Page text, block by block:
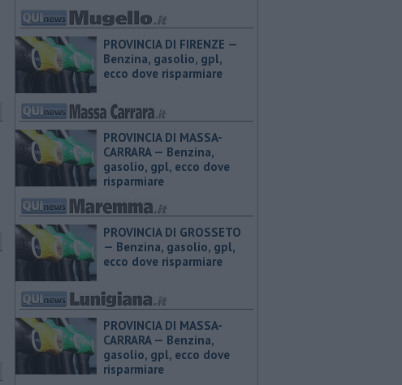
PROVINCIA DI FIRENZE — ​
Benzina, gasolio, gpl,
ecco dove risparmiare
PROVINCIA DI MASSA-
CARRARA — ​Benzina,
gasolio, gpl, ecco dove
risparmiare
PROVINCIA DI GROSSETO
— ​Benzina, gasolio, gpl,
ecco dove risparmiare
PROVINCIA DI MASSA-
CARRARA — ​Benzina,
gasolio, gpl, ecco dove
risparmiare